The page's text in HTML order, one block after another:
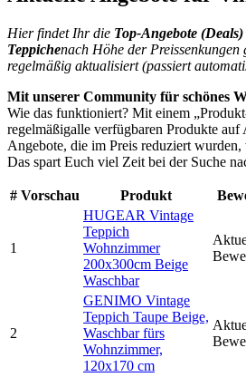
Hier findet Ihr die Top-Angebote
Teppichenach Höhe der
regelmäßig aktualisiert (passiert
Mit unserer Community für schönes
Wie das funktioniert? Mit einem
regelmäßigalle verfügbaren Produkte auf
Angebote, die im Preis reduziert wurden,
Das spart Euch viel Zeit bei der Suche
# Vorschau Produkt
1
HUGEAR Vintage
Teppich
Wohnzimmer
200x300cm Beige
Waschbar
2
GENIMO Vintage
Teppich Taupe Beige,
Waschbar fürs
Wohnzimmer,
120x170 cm